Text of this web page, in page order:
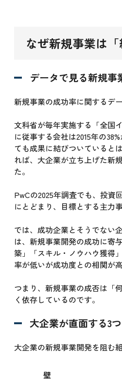
なぜ新規事業は
データで見る新規
新規事業の成功率に関するデ
文科省が毎年実施する「全国
に従事する会社は2015年の
ても成果に結びついていると
れば、大企業が立ち上げた新
た。
PwCの2025年調査でも、投資
にとどまり、目標とする主力
では、成功企業とそうでない
は、新規事業開発の成功に寄
築」「スキル・ノウハウ獲得
率が低いが成功度との相関が
つまり、新規事業の成否は「
く依存しているのです。
大企業が直面する3
大企業の新規事業開発を阻む
壁